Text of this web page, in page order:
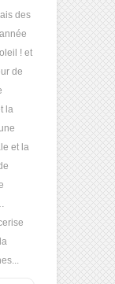
des
! et
de
la
et la